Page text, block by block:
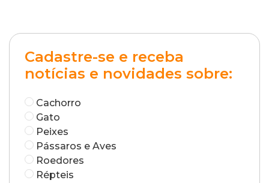
Cadastre-se e receba
notícias e novidades sobre:
Cachorro
Gato
Peixes
Pássaros e Aves
Roedores
Répteis